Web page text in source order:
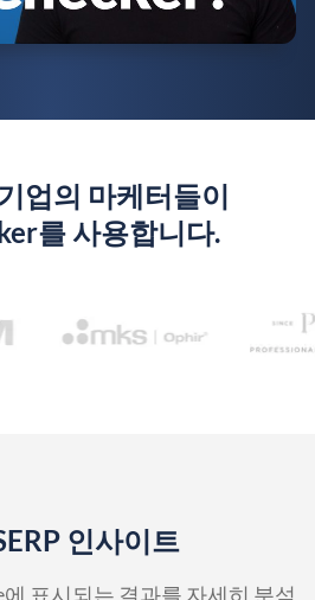
업의 마케터들이
를 사용합니다.
인사이트
표시되는 결과를 자세히 분석